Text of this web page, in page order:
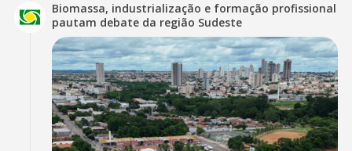
Biomassa, industrialização e formação profissional
pautam debate da região Sudeste